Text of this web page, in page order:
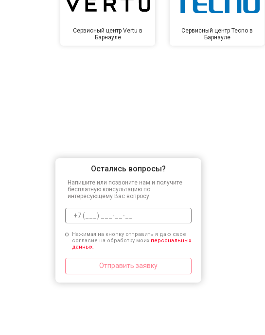
Сервисный центр Vertu в
Барнауле
Сервисный центр Tecno в
Барнауле
Остались вопросы?
Напишите или позвоните нам и получите
бесплатную консультацию по
интересующему Вас вопросу.
Нажимая на кнопку отправить я даю свое
согласие на обработку моих персональных
данных.
Отправить заявку